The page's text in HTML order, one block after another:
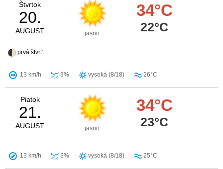
Štvrtok
20.
AUGUST jasno
34°C
22°C
prvá štvrť
13 km/h 3% vysoká (8/18) 26°C
Piatok
21.
AUGUST jasno
34°C
23°C
13 km/h 3% vysoká (8/18) 25°C